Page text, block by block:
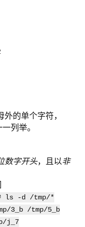
的单个字符，
列举。
数字开头，且以非
ls -d /tmp/*
3_b /tmp/5_b
j_7